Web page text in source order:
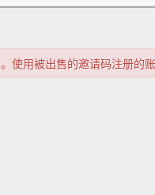
使用被出售的邀请码注册的